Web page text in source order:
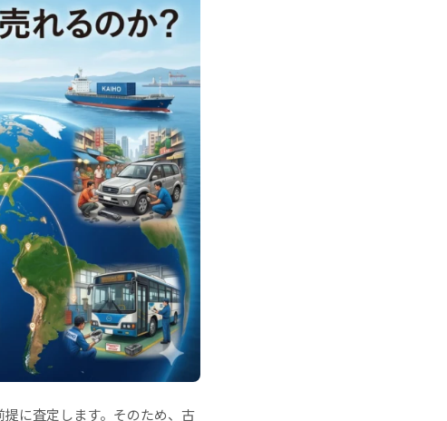
に査定します。そのため、古